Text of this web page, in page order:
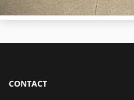
CONTACT